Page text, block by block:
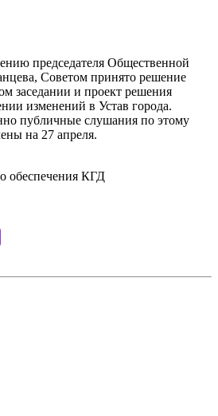
председателя Общественной
Советом принято решение
заседании и проект решения
изменений в Устав города.
публичные слушания по этому
на 27 апреля.
обеспечения КГД